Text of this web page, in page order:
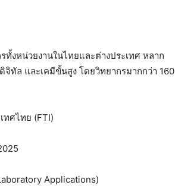
งหน่วยงานในไทยและต่างประเทศ หลาก
ทัล และเคมีขั้นสูง โดยวิทยากรมากกว่า 160
ทศไทย (FTI)
Applications)